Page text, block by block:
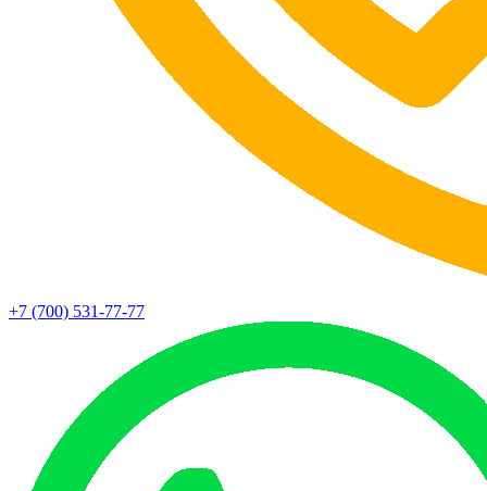
+7 (700) 531-77-77